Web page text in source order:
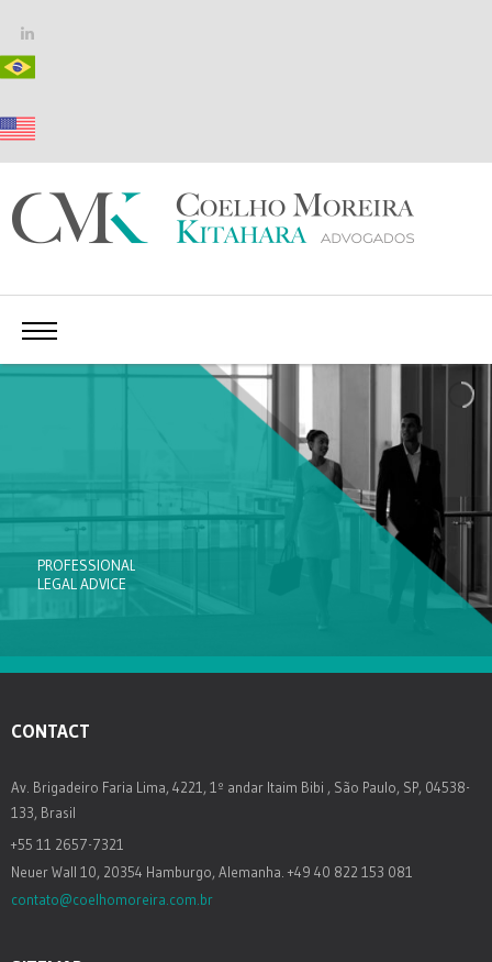
PROFESSIONAL
LEGAL ADVICE
CONTACT
Av. Brigadeiro Faria Lima, 4221, 1º andar Itaim Bibi , São Paulo, SP, 04538-
133, Brasil
+55 11 2657-7321
Neuer Wall 10, 20354 Hamburgo, Alemanha. +49 40 822 153 081
contato@coelhomoreira.com.br